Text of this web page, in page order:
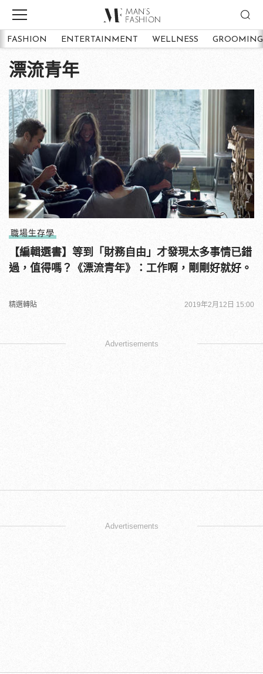
FASHION ENTERTAINMENT WELLNESS GROOMING
漂流青年
職場生存學
【編輯選書】等到「財務自由」才發現太多事情已錯
過，值得嗎？《漂流青年》：工作啊，剛剛好就好。
精選轉貼 2019年2月12日 15:00
Advertisements
Advertisements